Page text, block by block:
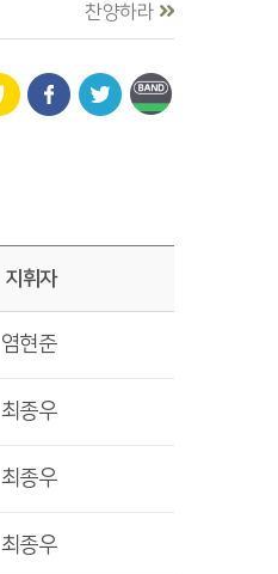
찬양하라
지휘자
염현준
최종우
최종우
최종우